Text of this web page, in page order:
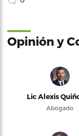
Opinión y
Lic Alexis
Abogado